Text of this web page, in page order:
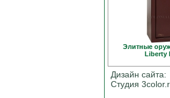
Элитные
Liberty
Дизайн сайта:
Студия